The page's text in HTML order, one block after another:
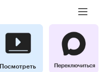
Посмотреть